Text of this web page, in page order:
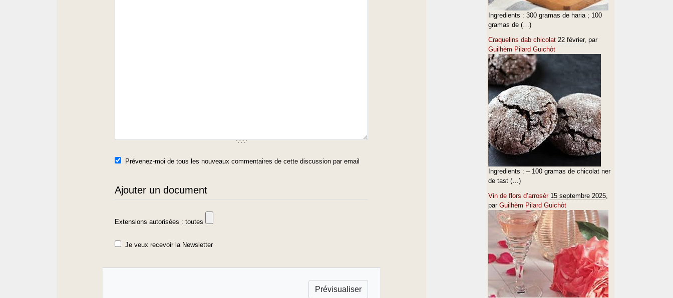
Prévenez-moi de tous les nouveaux commentaires de cette discussion par email
Ajouter un document
Extensions autorisées : toutes
Je veux recevoir la Newsletter
Ingredients : 300 gramas de haria ; 100
gramas de (…)
Craquelins dab chicolat 22 février, par
Guilhèm Pilard Guichòt
Ingredients : – 100 gramas de chicolat ner
de tast (…)
Vin de flors d’arrosèr 15 septembre 2025,
par Guilhèm Pilard Guichòt